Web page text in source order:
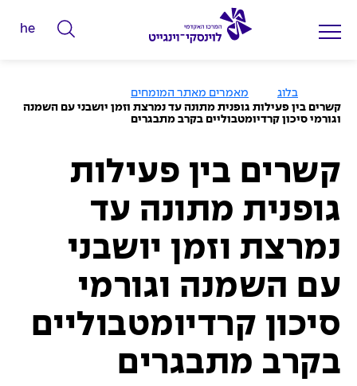
ה
ד
ל
ח
י
ו
he
ו
ד
י
ת
בלוג
מאמרים מאתר המומחים
קשרים בין פעילות גופנית מתונה עד נמרצת וזמן יושבני עם השמנה
וגורמי סיכון קרדיומטבוליים בקרב מתבגרים
קשרים בין פעילות
גופנית מתונה עד
נמרצת וזמן יושבני
עם השמנה וגורמי
סיכון קרדיומטבוליים
בקרב מתבגרים